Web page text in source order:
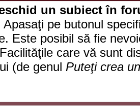
un subiect în
Apasaţi pe butonul
Este posibil să fie
care vă sunt
(de genul Puteţi crea